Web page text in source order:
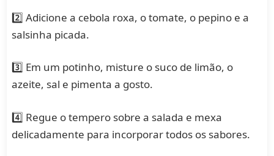
2️⃣ Adicione a cebola roxa, o tomate, o pepino e a
salsinha picada.
3️⃣ Em um potinho, misture o suco de limão, o
azeite, sal e pimenta a gosto.
4️⃣ Regue o tempero sobre a salada e mexa
delicadamente para incorporar todos os sabores.